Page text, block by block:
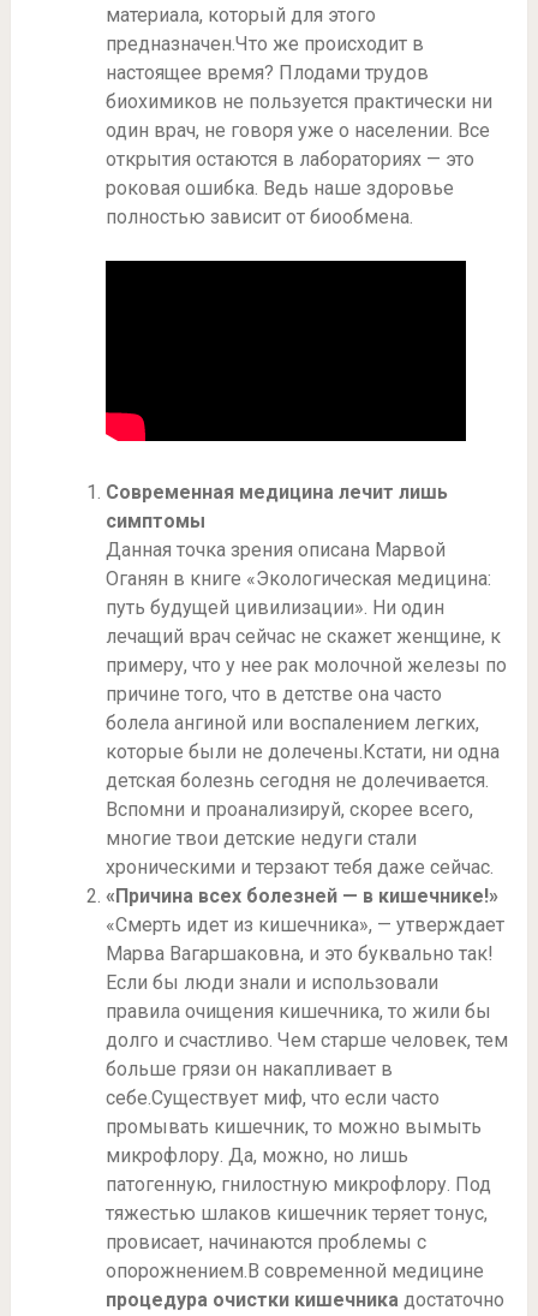
материала, который для этого
предназначен.Что же происходит в
настоящее время? Плодами трудов
биохимиков не пользуется практически ни
один врач, не говоря уже о населении. Все
открытия остаются в лабораториях — это
роковая ошибка. Ведь наше здоровье
полностью зависит от биообмена.
Современная медицина лечит лишь
симптомы
Данная точка зрения описана Марвой
Оганян в книге «Экологическая медицина:
путь будущей цивилизации». Ни один
лечащий врач сейчас не скажет женщине, к
примеру, что у нее рак молочной железы по
причине того, что в детстве она часто
болела ангиной или воспалением легких,
которые были не долечены.Кстати, ни одна
детская болезнь сегодня не долечивается.
Вспомни и проанализируй, скорее всего,
многие твои детские недуги стали
хроническими и терзают тебя даже сейчас.
«Причина всех болезней — в кишечнике!»
«Смерть идет из кишечника», — утверждает
Марва Вагаршаковна, и это буквально так!
Если бы люди знали и использовали
правила очищения кишечника, то жили бы
долго и счастливо. Чем старше человек, тем
больше грязи он накапливает в
себе.Существует миф, что если часто
промывать кишечник, то можно вымыть
микрофлору. Да, можно, но лишь
патогенную, гнилостную микрофлору. Под
тяжестью шлаков кишечник теряет тонус,
провисает, начинаются проблемы с
опорожнением.В современной медицине
процедура очистки кишечникадостаточно